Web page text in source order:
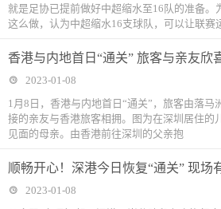
就是足协已提前做好中超缩水至16队的准备。
这么做，认为中超缩水16支球队，可以让联赛
香港与内地首日“通关” 旅客与亲友欣
2023-01-08
1月8日，香港与内地首日“通关”，旅客由落马
接的亲友与香港旅客相拥。图为在深圳居住的
见面的母亲。由香港前往深圳的父亲抱
顺畅开心！深港今日恢复“通关” 现场
2023-01-08